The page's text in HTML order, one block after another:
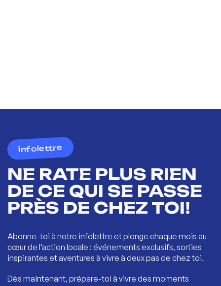
infolettre
NE RATE PLUS RIEN
DE CE QUI SE PASSE
PRÈS DE CHEZ TOI!
Abonne-toi à notre infolettre et plonge chaque mois au
cœur de l’action locale : événements exclusifs, sorties
inspirantes et aventures à vivre à deux pas de chez toi.
Dès maintenant, prépare-toi à vivre des moments